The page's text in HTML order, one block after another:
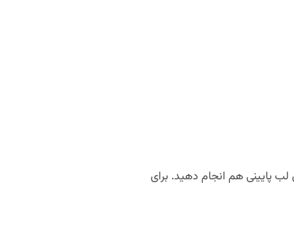
پایینی هم انجام دهید. برای